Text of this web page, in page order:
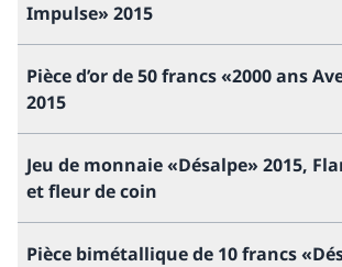
Impulse» 2015
Pièce d’or de 50 francs «2000 ans
2015
Jeu de monnaie «Désalpe» 2015,
et fleur de coin
Pièce bimétallique de 10 francs